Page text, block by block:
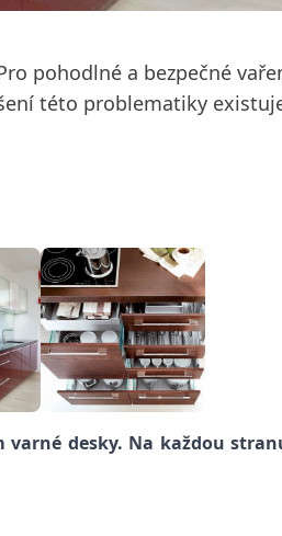
pohodlné a bezpečné
této problematiky
desky. Na každou